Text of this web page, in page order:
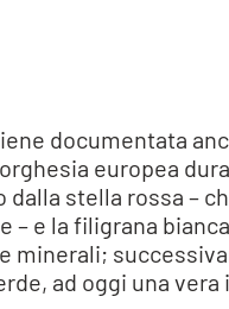
documentata
europea
stella rossa –
e la filigrana
minerali;
ad oggi una vera